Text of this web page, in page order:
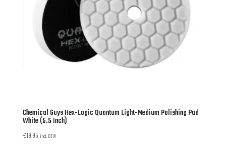
Chemical Guys Hex-Logic Quantum Light-Medium Polishing Pad
White (5.5 Inch)
€19,95 incl. BTW